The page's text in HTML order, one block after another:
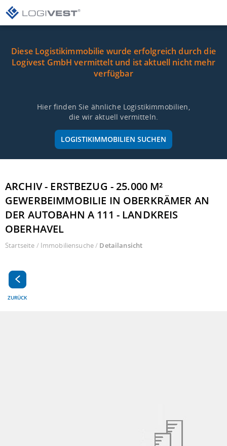
Diese Logistikimmobilie wurde erfolgreich durch die
Logivest GmbH vermittelt und ist aktuell nicht mehr
verfügbar
Hier finden Sie ähnliche Logistikimmobilien,
die wir aktuell vermitteln.
LOGISTIKIMMOBILIEN SUCHEN
ARCHIV - ERSTBEZUG - 25.000 M²
GEWERBEIMMOBILIE IN OBERKRÄMER AN
DER AUTOBAHN A 111 - LANDKREIS
OBERHAVEL
Startseite / Immobiliensuche/ Detailansicht
ZURÜCK